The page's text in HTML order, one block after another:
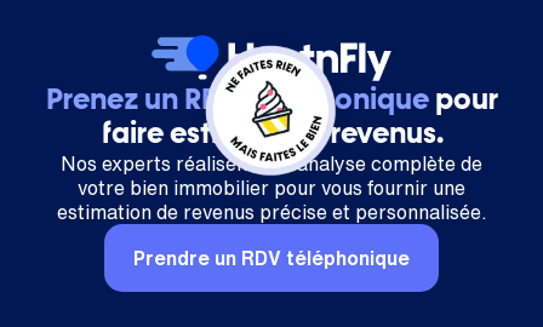
Prenez un RDV téléphoniquepour
faire estimer vos revenus.
Nos experts réalisent une analyse complète de
votre bien immobilier pour vous fournir une
estimation de revenus précise et personnalisée.
Prendre un RDV téléphonique